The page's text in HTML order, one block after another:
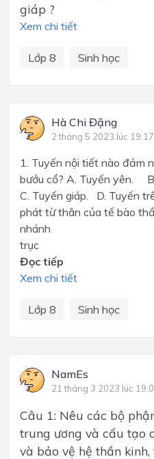
giáp ?
Xem chi tiết
Lớp 8 Sinh học
Hà Chi Đặng
2 tháng 5 2023 lúc 19:17
1. Tuyến nội tiết nào đảm
bướu cổ? A. Tuyến yên.
C. Tuyến giáp. D. Tuyến
phát từ thân của tế bào
nhánh B. dây
trục D.chuỗi
Đọc tiếp
Xem chi tiết
Lớp 8 Sinh học
NamEs
21 tháng 3 2023 lúc
Câu 1: Nêu các bộ
trung ương và cấu tạo
và bảo vệ hệ thần